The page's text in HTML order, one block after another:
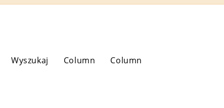
Wyszukaj Column Column